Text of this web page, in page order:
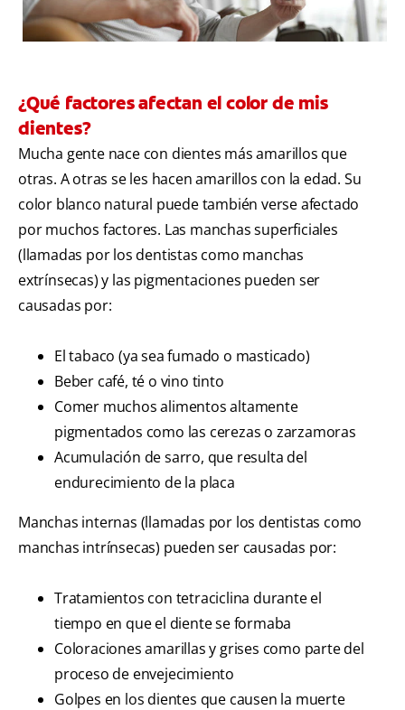
SUSCRÍBASE
¿Qué factores afectan el color de mis
dientes?
Mucha gente nace con dientes más amarillos que
otras. A otras se les hacen amarillos con la edad. Su
color blanco natural puede también verse afectado
por muchos factores. Las manchas superficiales
(llamadas por los dentistas como manchas
extrínsecas) y las pigmentaciones pueden ser
causadas por:
El tabaco (ya sea fumado o masticado)
Beber café, té o vino tinto
Comer muchos alimentos altamente
pigmentados como las cerezas o zarzamoras
Acumulación de sarro, que resulta del
endurecimiento de la placa
Manchas internas (llamadas por los dentistas como
manchas intrínsecas) pueden ser causadas por:
Tratamientos con tetraciclina durante el
tiempo en que el diente se formaba
Coloraciones amarillas y grises como parte del
proceso de envejecimiento
Golpes en los dientes que causen la muerte